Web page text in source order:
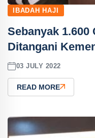
IBADAH HAJI
Sebanyak 1.600
Ditangani
03 JULY 2022
READ MORE